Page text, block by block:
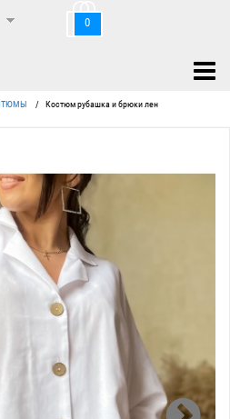
0
/ Костюм рубашка и брюки лен